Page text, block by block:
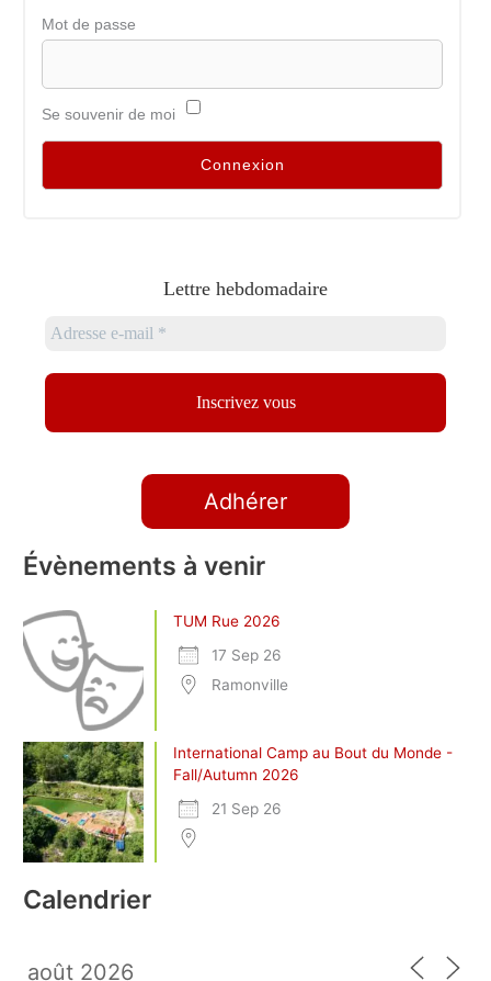
Mot de passe
Se souvenir de moi
Lettre hebdomadaire
Adhérer
Évènements à venir
TUM Rue 2026
17 Sep 26
Ramonville
International Camp au Bout du Monde -
Fall/Autumn 2026
21 Sep 26
Calendrier